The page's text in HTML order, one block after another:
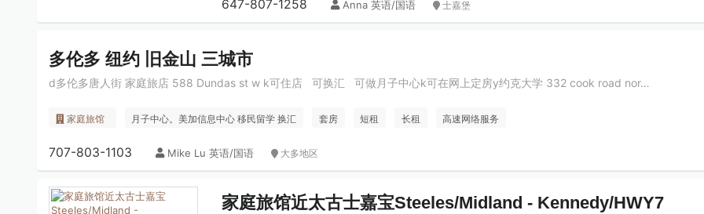
647-807-1258 Anna 英语/国语 士嘉堡
多伦多 纽约 旧金山 三城市
d多伦多唐人街 家庭旅店 588 Dundas st w k可住店 可换汇 可做月子中心k可在网上定房y约克大学 332 cook road nor…
家庭旅馆 月子中心。美加信息中心 移民留学 换汇 套房 短租 长租 高速网络服务
707-803-1103 Mike Lu 英语/国语 大多地区
家庭旅馆近太古士嘉宝Steeles/Midland - Kennedy/HWY7